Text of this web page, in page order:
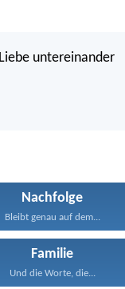
untereinander
Nachfolge
Bleibt genau auf dem...
Familie
Und die Worte, die...